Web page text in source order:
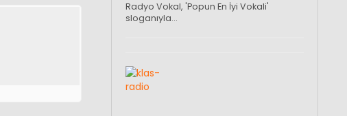
Radyo Vokal, 'Popun En İyi Vokali'
sloganıyla…